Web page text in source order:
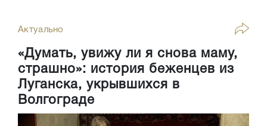
Актуально
«Думать, увижу ли я снова маму,
страшно»: история беженцев из
Луганска, укрывшихся в
Волгограде